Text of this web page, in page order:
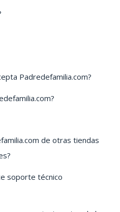
Padredefamilia.com?
de otras tiendas
soporte técnico